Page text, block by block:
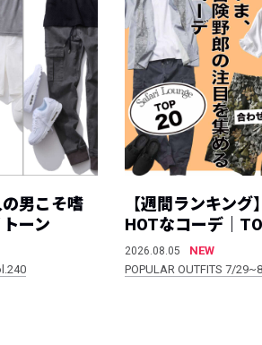
男こそ嗜
ーン
【週間ランキング
HOTなコーデ｜
2026.08.05
NEW
POPULAR OUTFITS 7/